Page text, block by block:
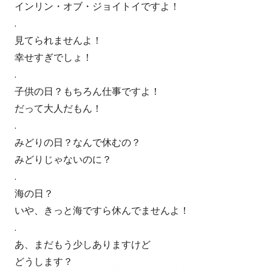
インリン・オブ・ジョイトイですよ！
.
見てられませんよ！
幸せすぎでしょ！
.
子供の日？もちろん仕事ですよ！
だって大人だもん！
.
みどりの日？なんで休むの？
みどりじゃないのに？
.
海の日？
いや、きっと海ですら休んでませんよ！
.
あ、まだもう少しありますけど
どうします？